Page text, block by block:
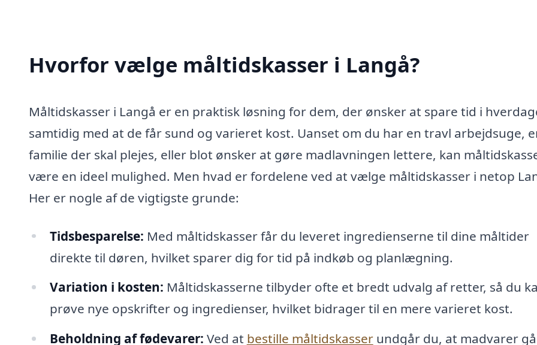
Hvorfor vælge måltidskasser i Langå?
Måltidskasser i Langå er en praktisk løsning for dem, der ønsker at spare tid i
samtidig med at de får sund og varieret kost. Uanset om du har en travl arbejdsuge,
familie der skal plejes, eller blot ønsker at gøre madlavningen lettere, kan
være en ideel mulighed. Men hvad er fordelene ved at vælge måltidskasser i netop
Her er nogle af de vigtigste grunde:
Tidsbesparelse: Med måltidskasser får du leveret ingredienserne til dine måltider
direkte til døren, hvilket sparer dig for tid på indkøb og planlægning.
Variation i kosten: Måltidskasserne tilbyder ofte et bredt udvalg af retter, så du
prøve nye opskrifter og ingredienser, hvilket bidrager til en mere varieret kost.
Beholdning af fødevarer: Ved at bestille måltidskasserundgår du, at madvarer